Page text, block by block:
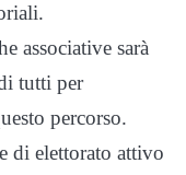
associative sarà
tutti per
percorso.
di elettorato attivo